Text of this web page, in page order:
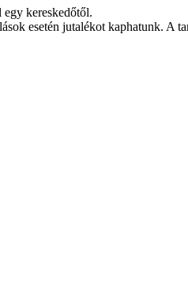
kereskedőtől.
esetén jutalékot kaphatunk. A